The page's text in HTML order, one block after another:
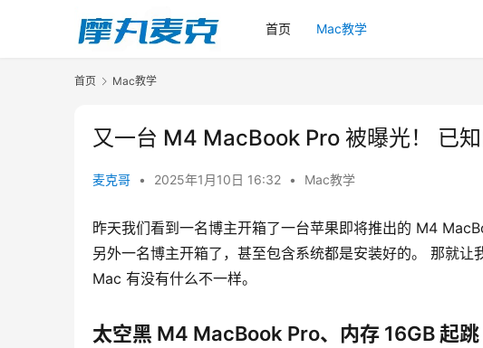
首页 Mac教学
首页 Mac教学
又一台 M4 MacBook Pro 被曝光！ 已
麦克哥 • 2025年1月10日 16:32 • Mac教学
昨天我们看到一名博主开箱了一台苹果即将推出的 M4
另外一名博主开箱了，甚至包含系统都是安装好的。 那就
Mac 有没有什么不一样。
太空黑 M4 MacBook Pro、内存 16GB 起跳